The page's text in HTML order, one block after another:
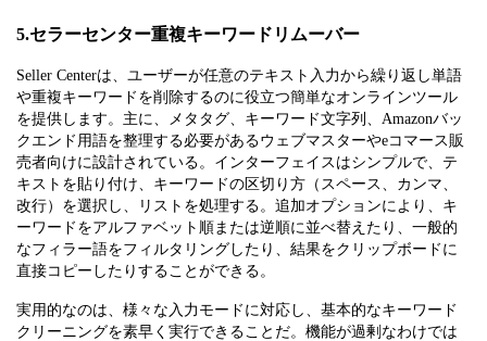
5.セラーセンター重複キーワードリムーバー
Seller Centerは、ユーザーが任意のテキスト入力から繰り返し単語
や重複キーワードを削除するのに役立つ簡単なオンラインツール
を提供します。主に、メタタグ、キーワード文字列、Amazonバッ
クエンド用語を整理する必要があるウェブマスターやeコマース販
売者向けに設計されている。インターフェイスはシンプルで、テ
キストを貼り付け、キーワードの区切り方（スペース、カンマ、
改行）を選択し、リストを処理する。追加オプションにより、キ
ーワードをアルファベット順または逆順に並べ替えたり、一般的
なフィラー語をフィルタリングしたり、結果をクリップボードに
直接コピーしたりすることができる。
実用的なのは、様々な入力モードに対応し、基本的なキーワード
クリーニングを素早く実行できることだ。機能が過剰なわけでは